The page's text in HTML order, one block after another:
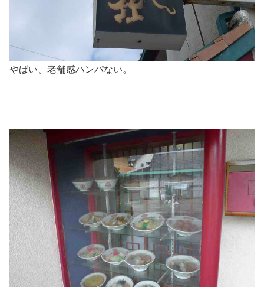
やばい、老舗感ハンパない。